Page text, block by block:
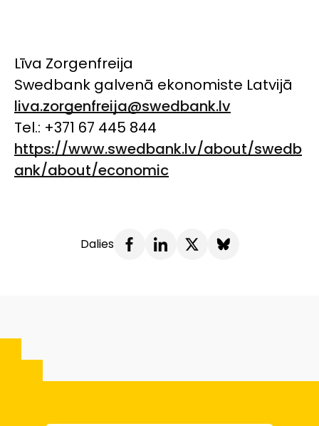
Līva Zorgenfreija
Swedbank galvenā ekonomiste Latvijā
liva.zorgenfreija@swedbank.lv
Tel.: +371 67 445 844
https://www.swedbank.lv/about/swedb
ank/about/economic
Dalies